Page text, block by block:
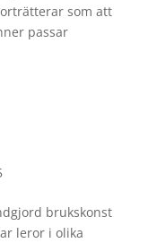
som att
passar
brukskonst
leror i olika